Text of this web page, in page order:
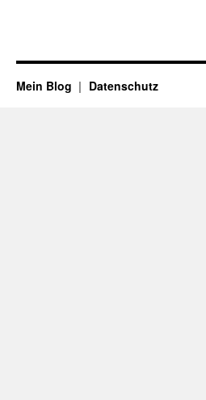
Mein Blog Datenschutz